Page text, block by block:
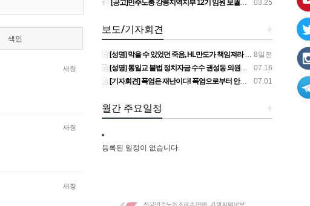
색인
새창
새창
새창
03.25
[공고]민주노총 강릉지역지부 12기 임원 보궐선거 후보자 확정 공고
+
보도/기자회견
8일전
[성명] 막을 수 있었던 죽음, HL만도가 책임져라 : 청년노동자 사망사고의 철저한 진상규명과 재발방지 대책 마련하라
07.16
[성명] 통일교 불법 정치자금 수수 권성동 의원직 상실, 사필귀정이다
07.01
[기자회견] 폭염은 재난이다! 폭염으로부터 안전한 일터를 위한 민주노총 강원지역본부 폭염감시단 선포 기자회견
+
월간 주요일정
등록된 일정이 없습니다.